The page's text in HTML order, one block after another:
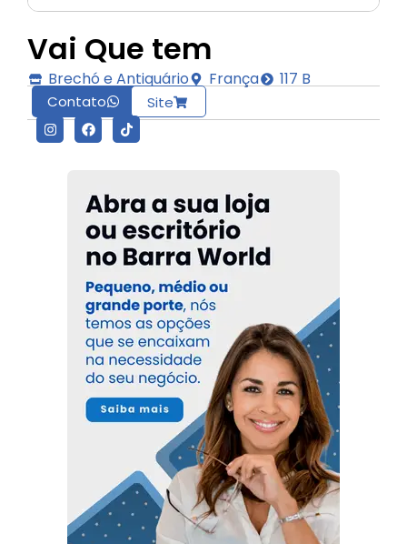
Brechó e Antiquário França 117 B
Contato Site
Vai Que tem